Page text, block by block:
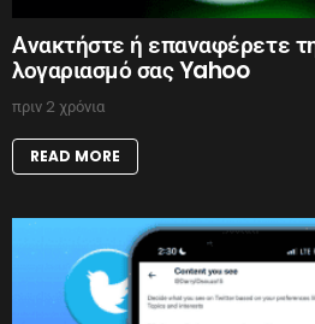
Ανακτήστε ή επαναφέρετε
λογαριασμό σας Yahoo
πριν 2 χρόνια
READ MORE